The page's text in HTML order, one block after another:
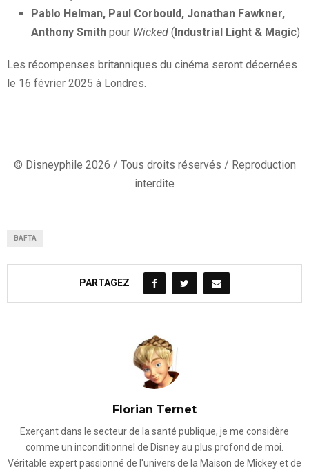
Pablo Helman, Paul Corbould, Jonathan Fawkner,
Anthony Smith pour Wicked (Industrial Light & Magic)
Les récompenses britanniques du cinéma seront décernées
le 16 février 2025 à Londres.
© Disneyphile 2026 / Tous droits réservés / Reproduction
interdite
BAFTA
PARTAGEZ
Florian Ternet
Exerçant dans le secteur de la santé publique, je me considère
comme un inconditionnel de Disney au plus profond de moi.
Véritable expert passionné de l'univers de la Maison de Mickey et de